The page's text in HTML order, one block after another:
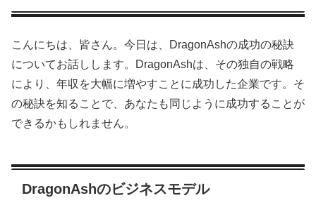
こんにちは、皆さん。今日は、DragonAshの成功の秘訣
についてお話しします。DragonAshは、その独自の戦略
により、年収を大幅に増やすことに成功した企業です。そ
の秘訣を知ることで、あなたも同じように成功することが
できるかもしれません。
DragonAshのビジネスモデル